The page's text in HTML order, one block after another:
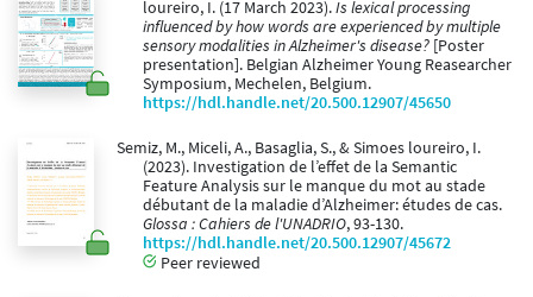
loureiro, I. (17 March 2023).Is lexical processing
influenced by how words are experienced by multiple
sensory modalities in Alzheimer's disease? [Poster
presentation]. Belgian Alzheimer Young Reasearcher
Symposium, Mechelen, Belgium.
https://hdl.handle.net/20.500.12907/45650
Semiz, M., Miceli, A., Basaglia, S., & Simoes loureiro, I.
(2023). Investigation de l’effet de la Semantic
Feature Analysis sur le manque du mot au stade
débutant de la maladie d’Alzheimer: études de cas.
Glossa : Cahiers de l'UNADRIO, 93-130.
https://hdl.handle.net/20.500.12907/45672
Peer reviewed